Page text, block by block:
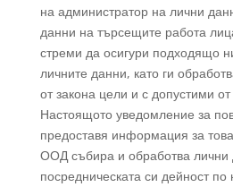
на администратор на лични
данни на търсещите работа
стреми да осигури подходящо
личните данни, като ги
от закона цели и с допустими
Настоящото уведомление за
предоставя информация за
ООД събира и обработва лични
посредническата си дейност